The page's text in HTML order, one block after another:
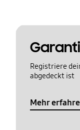
Registriere
abgedeckt ist
Mehr